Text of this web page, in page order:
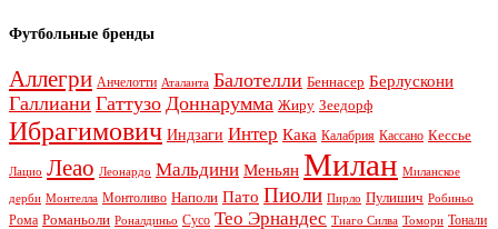
Футбольные бренды
Аллегри Анчелотти Аталанта Балотелли Беннасер Берлускони
Галлиани Гаттузо Доннарумма Жиру Зеедорф
Ибрагимович Индзаги Интер Кака Калабрия Кассано Кессье
Лацио Леао Леонардо Мальдини Меньян Милан Миланское
дерби Монтелла Монтоливо Наполи Пато Пиоли Пирло Пулишич Робиньо
Рома Романьоли Роналдиньо Сусо Тео Эрнандес Тиаго Силва Томори Тонали